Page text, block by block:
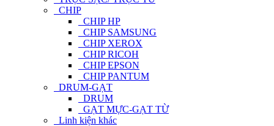
CHIP
CHIP HP
CHIP SAMSUNG
CHIP XEROX
CHIP RICOH
CHIP EPSON
CHIP PANTUM
DRUM-GẠT
DRUM
GẠT MỰC-GẠT TỪ
Linh kiện khác